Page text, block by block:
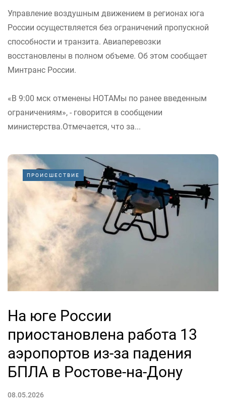
Управление воздушным движением в регионах юга
России осуществляется без ограничений пропускной
способности и транзита. Авиаперевозки
восстановлены в полном объеме. Об этом сообщает
Минтранс России.
«В 9:00 мск отменены НОТАМы по ранее введенным
ограничениям», - говорится в сообщении
министерства.Отмечается, что за...
ПРОИСШЕСТВИЕ
На юге России
приостановлена работа 13
аэропортов из-за падения
БПЛА в Ростове-на-Дону
08.05.2026